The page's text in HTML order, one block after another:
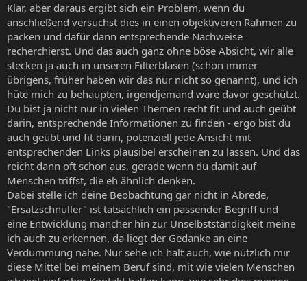
Klar, aber daraus ergibt sich ein Problem, wenn du
anschließend versuchst dies in einen objektiveren Rahmen zu
packen und dafür dann entsprechende Nachweise
recherchierst. Und das auch ganz ohne böse Absicht, wir alle
stecken ja auch in unseren Filterblasen (schon immer
übrigens, früher haben wir das nur nicht so genannt), und ich
hüte mich zu behaupten, irgendjemand wäre davor geschützt.
Du bist ja nicht nur in vielen Themen recht fit und auch geübt
darin, entsprechende Informationen zu finden - ergo bist du
auch geübt und fit darin, potenziell jede Ansicht mit
entsprechenden Links plausibel erscheinen zu lassen. Und das
reicht dann oft schon aus, gerade wenn du damit auf
Menschen triffst, die eh ähnlich denken.
Dabei stelle ich deine Beobachtung gar nicht in Abrede,
"Ersatzschnuller" ist tatsächlich ein passender Begriff und
eine Entwicklung mancher hin zur Unselbstständigkeit meine
ich auch zu erkennen, da liegt der Gedanke an eine
Verdummung nahe. Nur sehe ich halt auch, wie nützlich mir
diese Mittel bei meinem Beruf sind, mit wie vielen Menschen